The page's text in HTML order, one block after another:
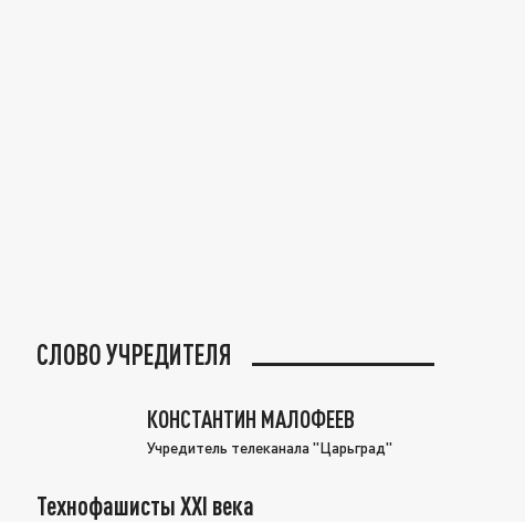
СЛОВО УЧРЕДИТЕЛЯ
КОНСТАНТИН МАЛОФЕЕВ
Учредитель телеканала "Царьград"
Технофашисты XXI века